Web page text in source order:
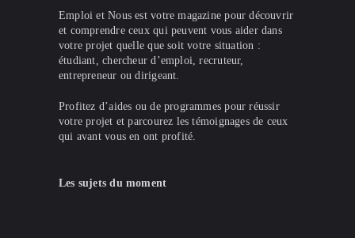
Emploi et Nous est votre magazine pour découvrir
et comprendre ceux qui peuvent vous aider dans
votre projet quelle que soit votre situation :
étudiant, chercheur d’emploi, recruteur,
entrepreneur ou dirigeant.
Profitez d’aides ou de programmes pour réussir
votre projet et parcourez les témoignages de ceux
qui avant vous en ont profité.
Les sujets du moment